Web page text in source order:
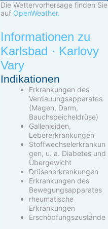
Die Wettervorhersage finden Sie
auf OpenWeather.
Informationen zu
Karlsbad · Karlovy
Vary
Indikationen
Erkrankungen des
Verdauungsapparates
(Magen, Darm,
Bauchspeicheldrüse)
Gallenleiden,
Lebererkrankungen
Stoffwechselerkrankun
gen, u. a. Diabetes und
Übergewicht
Drüsenerkrankungen
Erkrankungen des
Bewegungs­apparates
rheumatische
Erkrankungen
Erschöpfungszustände